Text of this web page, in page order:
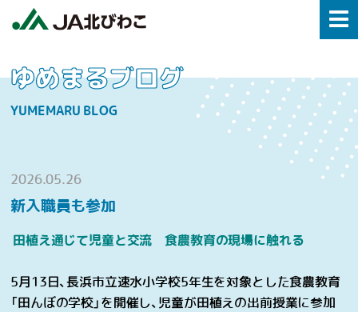
ゆめまるブログ
YUMEMARU BLOG
2026.05.26
新入職員も参加
田植え通じて児童と交流 食農教育の現場に触れる
5月13日、長浜市立速水小学校5年生を対象とした食農教育
「田んぼの学校」を開催し、児童が田植えの出前授業に参加